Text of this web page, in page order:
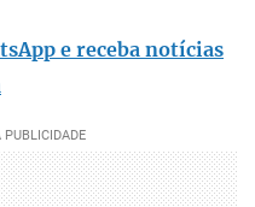
e receba notícias